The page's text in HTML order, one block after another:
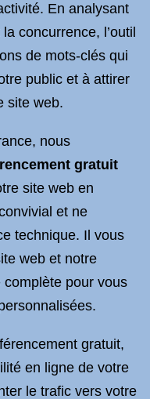
En analysant
concurrence, l’outil
de mots-clés qui
public et à attirer
site web.
nous
gratuit
site web en
et ne
technique. Il vous
web et notre
complète pour vous
gratuit,
en ligne de votre
le trafic vers votre